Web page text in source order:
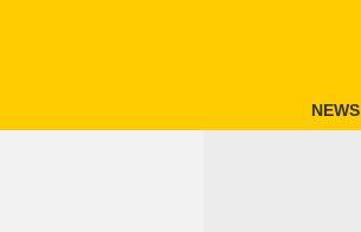
NEWS